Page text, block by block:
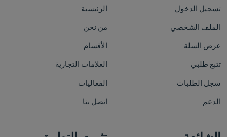
تسجيل الدخول
الملف الشخصي
عرض السلة
تتبع طلبي
سجل الطلبات
الدعم
الرئيسية
من نحن
الأقسام
العلامات التجارية
الفعاليات
اتصل بنا